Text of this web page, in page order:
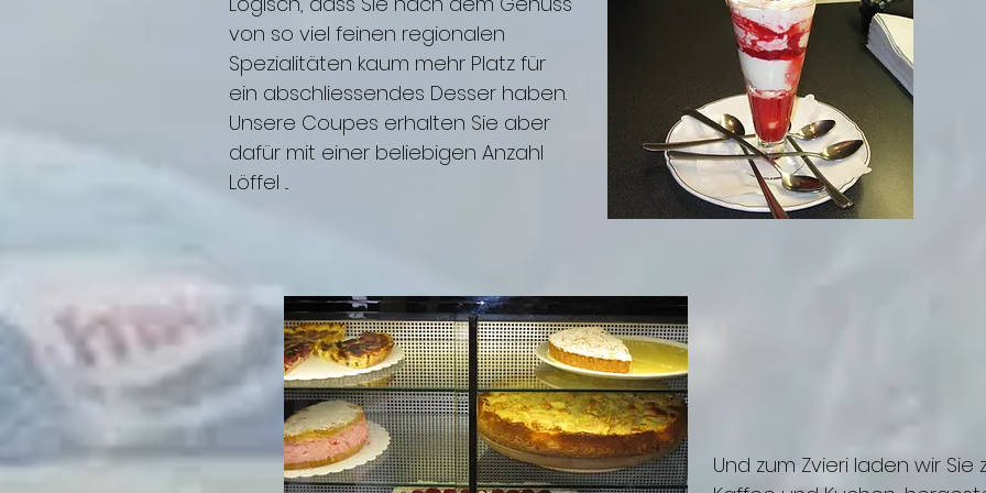
von so viel feinen regionalen
Spezialitäten kaum mehr Platz für
ein abschliessendes Desser haben.
Unsere Coupes erhalten Sie aber
dafür mit einer beliebigen Anzahl
Löffel ...
Und zum Zvieri laden wir Sie